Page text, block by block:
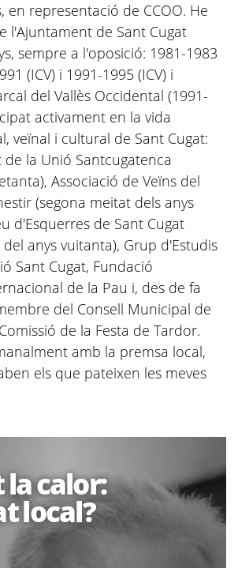
en representació de CCOO. He
l'Ajuntament de Sant Cugat
sempre a l'oposició: 1981-1983
(ICV) i 1991-1995 (ICV) i
del Vallès Occidental (1991-
activament en la vida
veïnal i cultural de Sant Cugat:
de la Unió Santcugatenca
Associació de Veïns del
(segona meitat dels anys
d'Esquerres de Sant Cugat
anys vuitanta), Grup d'Estudis
Sant Cugat, Fundació
de la Pau i, des de fa
del Consell Municipal de
de la Festa de Tardor.
amb la premsa local,
els que pateixen les meves
calor:
local?